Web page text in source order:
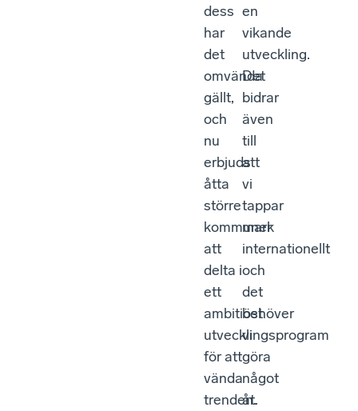
dess
har
det
omvända
gällt,
och
nu
erbjuds
åtta
större
kommuner
att
delta i
ett
ambitiöst
utvecklingsprogram
för att
vända
trenden.
en
vikande
utveckling.
Det
bidrar
även
till
att
vi
tappar
mark
internationellt
och
det
behöver
vi
göra
något
åt.